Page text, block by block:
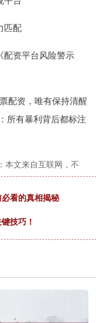
匹配
配资平台风险警示
配资，唯有保持清醒
所有暴利背后都标注
本文来自互联网，不
看的真相揭秘
技巧！
-0.24%